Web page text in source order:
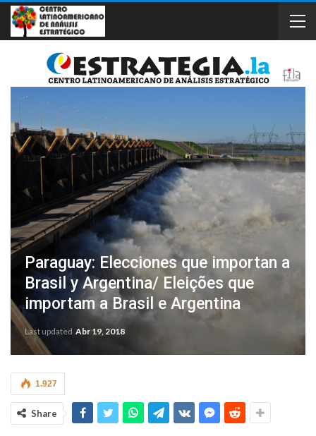
Paraguay: Elecciones que importan a
Brasil y Argentina/ Eleições que
importam a Brasil e Argentina
Last updated Abr 19, 2018
1.927
Share